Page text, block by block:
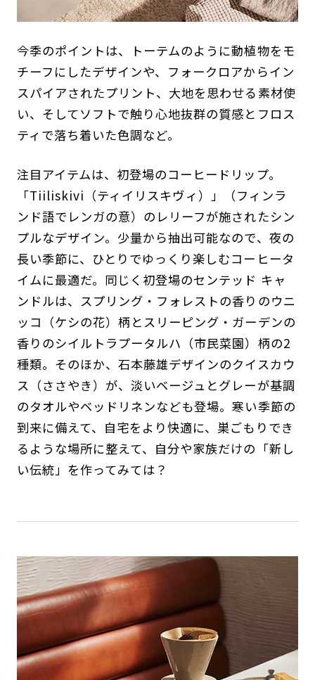
今季のポイントは、トーテムのように動植物をモ
チーフにしたデザインや、フォークロアからイン
スパイアされたプリント、大地を思わせる素材使
い、そしてソフトで触り心地抜群の質感とフロス
ティで落ち着いた色調など。
注目アイテムは、初登場のコーヒードリップ。
「Tiiliskivi（ティイリスキヴィ）」（フィンラ
ンド語でレンガの意）のレリーフが施されたシン
プルなデザイン。少量から抽出可能なので、夜の
長い季節に、ひとりでゆっくり楽しむコーヒータ
イムに最適だ。同じく初登場のセンテッド キャ
ンドルは、スプリング・フォレストの香りのウニ
ッコ（ケシの花）柄とスリーピング・ガーデンの
香りのシイルトラプータルハ（市民菜園）柄の2
種類。そのほか、石本藤雄デザインのクイスカウ
ス（ささやき）が、淡いベージュとグレーが基調
のタオルやベッドリネンなども登場。寒い季節の
到来に備えて、自宅をより快適に、巣ごもりでき
るような場所に整えて、自分や家族だけの「新し
い伝統」を作ってみては？